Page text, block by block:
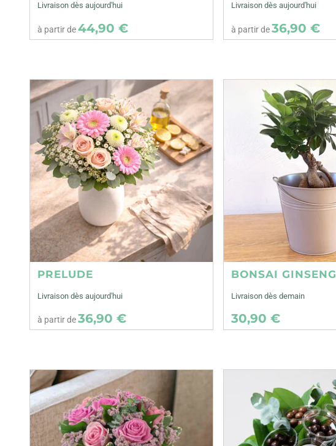
Livraison dès aujourd'hui
à partir de44,90 €
Livraison dès aujourd'hui
à partir de36,90 €
PRELUDE
Livraison dès aujourd'hui
à partir de36,90 €
BONSAI GINSENG
Livraison dès demain
30,90 €